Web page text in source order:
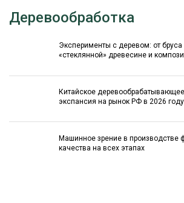
Деревообработка
Эксперименты с деревом: от
«стеклянной» древесине и
Китайское
экспансия на рынок РФ в 2026 году
Машинное зрение в производстве
качества на всех этапах